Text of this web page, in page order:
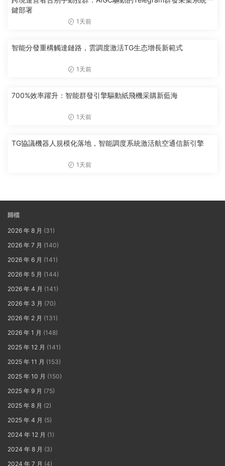
鍵部署
1天前
智能分發重構觸達鏈路，雲調度激活TG生态增長新範式
1天前
700%效率躍升：智能群發引擎驅動紙飛機采購新藍海
1天前
TG協議機器人規模化落地，智能調度系統激活航空通信新引擎
1天前
歸檔
2026 年 8 月 (31)
2026 年 7 月 (140)
2026 年 6 月 (141)
2026 年 5 月 (144)
2026 年 4 月 (141)
2026 年 3 月 (70)
2026 年 2 月 (131)
2026 年 1 月 (148)
2025 年 12 月 (141)
2025 年 11 月 (153)
2025 年 10 月 (150)
2025 年 9 月 (75)
2025 年 8 月 (2)
2025 年 4 月 (5)
2024 年 12 月 (1)
2024 年 8 月 (3)
2024 年 7 月 (4)